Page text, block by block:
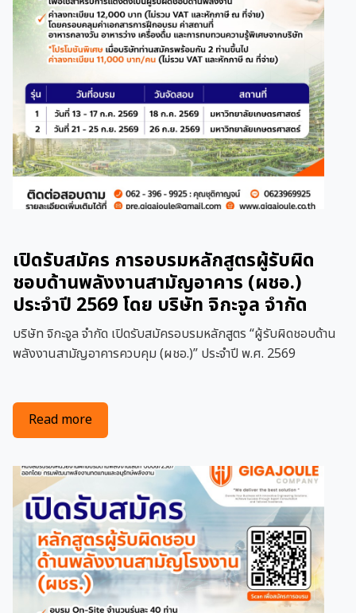
เปิดรับสมัคร การอบรมหลักสูตรผู้รับผิด
ชอบด้านพลังงานสามัญอาคาร (ผชอ.)
ประจำปี 2569 โดย บริษัท จิกะจูล จำกัด
บริษัท จิกะจูล จำกัด เปิดรับสมัครอบรมหลักสูตร “ผู้รับผิดชอบด้าน
พลังงานสามัญอาคารควบคุม (ผชอ.)” ประจำปี พ.ศ. 2569
Read moreabout เปิดรับสมัคร การอบรมหลักสูตรผู้รับผิดชอบด้